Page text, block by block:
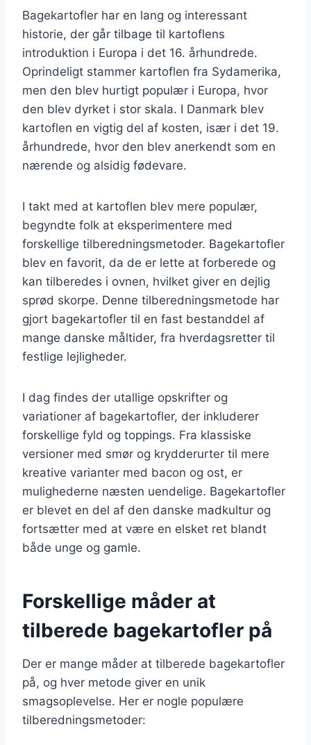
Bagekartofler har en lang og interessant
historie, der går tilbage til kartoflens
introduktion i Europa i det 16. århundrede.
Oprindeligt stammer kartoflen fra Sydamerika,
men den blev hurtigt populær i Europa, hvor
den blev dyrket i stor skala. I Danmark blev
kartoflen en vigtig del af kosten, især i det 19.
århundrede, hvor den blev anerkendt som en
nærende og alsidig fødevare.
I takt med at kartoflen blev mere populær,
begyndte folk at eksperimentere med
forskellige tilberedningsmetoder. Bagekartofler
blev en favorit, da de er lette at forberede og
kan tilberedes i ovnen, hvilket giver en dejlig
sprød skorpe. Denne tilberedningsmetode har
gjort bagekartofler til en fast bestanddel af
mange danske måltider, fra hverdagsretter til
festlige lejligheder.
I dag findes der utallige opskrifter og
variationer af bagekartofler, der inkluderer
forskellige fyld og toppings. Fra klassiske
versioner med smør og krydderurter til mere
kreative varianter med bacon og ost, er
mulighederne næsten uendelige. Bagekartofler
er blevet en del af den danske madkultur og
fortsætter med at være en elsket ret blandt
både unge og gamle.
Forskellige måder at
tilberede bagekartofler på
Der er mange måder at tilberede bagekartofler
på, og hver metode giver en unik
smagsoplevelse. Her er nogle populære
tilberedningsmetoder: